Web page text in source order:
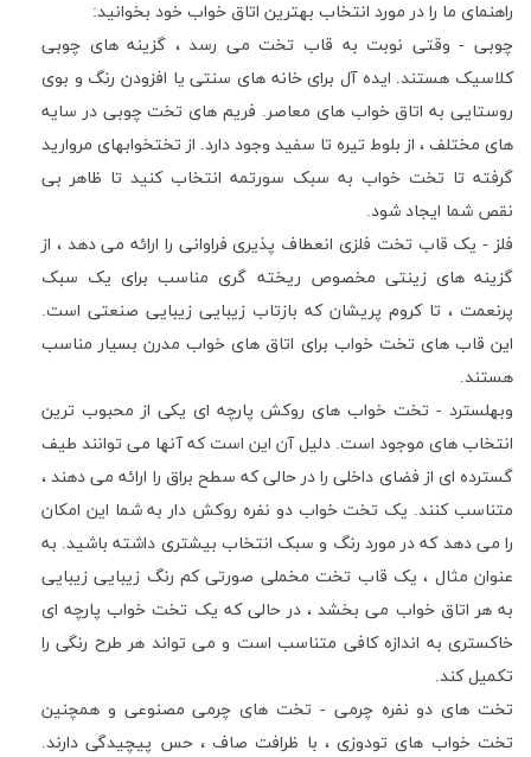
راهنمای ما را در مورد انتخاب بهترین اتاق خواب خود بخوانید:
چوبی - وقتی نوبت به قاب تخت می رسد ، گزینه های چوبی
کلاسیک هستند. ایده آل برای خانه های سنتی یا افزودن رنگ و بوی
روستایی به اتاق خواب های معاصر. فریم های تخت چوبی در سایه
های مختلف ، از بلوط تیره تا سفید وجود دارد. از تختخوابهای مروارید
گرفته تا تخت خواب به سبک سورتمه انتخاب کنید تا ظاهر بی
نقص شما ایجاد شود.
فلز - یک قاب تخت فلزی انعطاف پذیری فراوانی را ارائه می دهد ، از
گزینه های زینتی مخصوص ریخته گری مناسب برای یک سبک
پرنعمت ، تا کروم پریشان که بازتاب زیبایی زیبایی صنعتی است.
این قاب های تخت خواب برای اتاق های خواب مدرن بسیار مناسب
هستند.
وبهلسترد - تخت خواب های روکش پارچه ای یکی از محبوب ترین
انتخاب های موجود است. دلیل آن این است که آنها می توانند طیف
گسترده ای از فضای داخلی را در حالی که سطح براق را ارائه می دهند ،
متناسب کنند. یک تخت خواب دو نفره روکش دار به شما این امکان
را می دهد که در مورد رنگ و سبک انتخاب بیشتری داشته باشید. به
عنوان مثال ، یک قاب تخت مخملی صورتی کم رنگ زیبایی زیبایی
به هر اتاق خواب می بخشد ، در حالی که یک تخت خواب پارچه ای
خاکستری به اندازه کافی متناسب است و می تواند هر طرح رنگی را
تکمیل کند.
تخت های دو نفره چرمی - تخت های چرمی مصنوعی و همچنین
تخت خواب های تودوزی ، با ظرافت صاف ، حس پیچیدگی دارند.